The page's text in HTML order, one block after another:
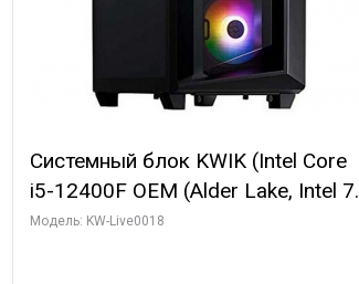
Системный блок KWIK (Intel Core
i5-12400F OEM (Alder Lake, Intel 7,
C6 0EC/6PC/T1/ 32 ГБ ОЗУ (2
Модель: KW-Live0018